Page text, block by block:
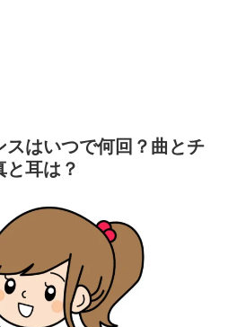
スはいつで何回？曲とチ
と耳は？